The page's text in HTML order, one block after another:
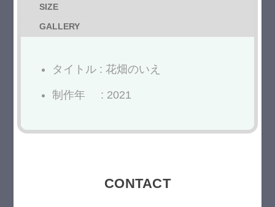
SIZE
GALLERY
タイトル : 花畑のいえ
制作年 : 2021
CONTACT